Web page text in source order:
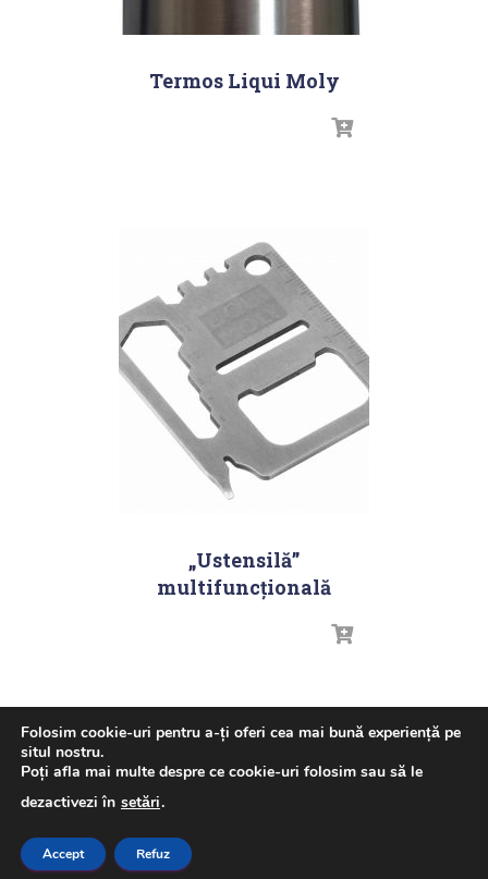
Termos Liqui Moly
„Ustensilă”
multifuncțională
ACASA GHID ULEI – LIQUI MOLY NOUTATI
PRODUSE
Folosim cookie-uri pentru a-ți oferi cea mai bună experiență pe
situl nostru.
Poți afla mai multe despre ce cookie-uri folosim sau să le
dezactivezi în setări.
Accept Refuz